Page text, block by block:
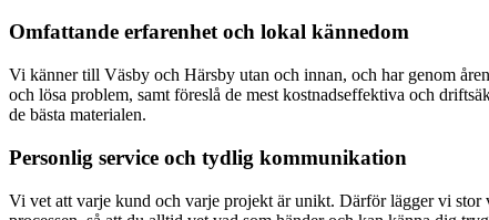
Omfattande erfarenhet och lokal kännedom
Vi känner till Väsby och Härsby utan och innan, och har genom
och lösa problem, samt föreslå de mest kostnadseffektiva och
de bästa materialen.
Personlig service och tydlig kommunikation
Vi vet att varje kund och varje projekt är unikt. Därför lägger vi stor